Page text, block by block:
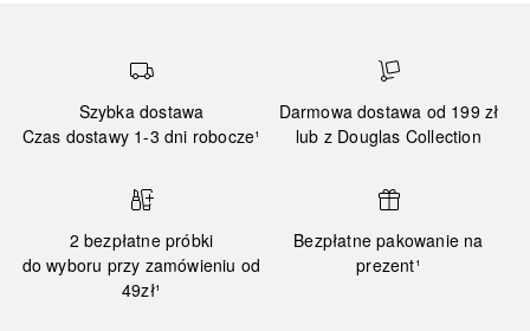
Szybka dostawa
Czas dostawy 1-3 dni robocze¹
Darmowa dostawa od 199 zł
lub z Douglas Collection
2 bezpłatne próbki
do wyboru przy zamówieniu od
49zł¹
Bezpłatne pakowanie na
prezent¹